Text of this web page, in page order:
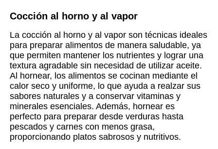
Cocción al horno y al vapor
La cocción al horno y al vapor son técnicas ideales
para preparar alimentos de manera saludable, ya
que permiten mantener los nutrientes y lograr una
textura agradable sin necesidad de utilizar aceite.
Al hornear, los alimentos se cocinan mediante el
calor seco y uniforme, lo que ayuda a realzar sus
sabores naturales y a conservar vitaminas y
minerales esenciales. Además, hornear es
perfecto para preparar desde verduras hasta
pescados y carnes con menos grasa,
proporcionando platos sabrosos y nutritivos.